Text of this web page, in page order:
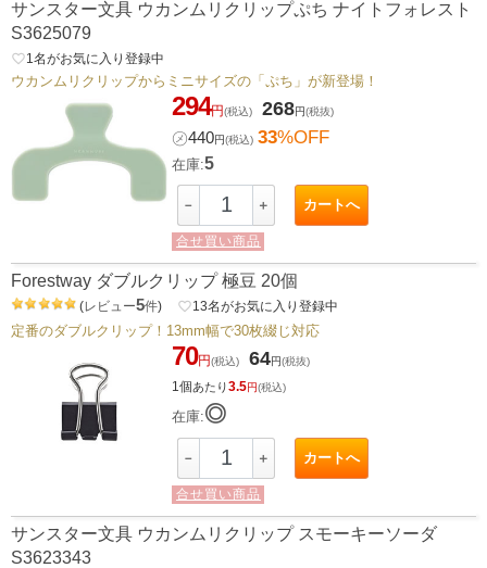
サンスター文具 ウカンムリクリップぷち ナイトフォレスト
S3625079
favorite_border1 名がお気に入り登録中
ウカンムリクリップからミニサイズの「ぷち」が新登場！
294円(税込) 268円(税抜)
㋱440円(税込) 33%OFF
在庫:5
－ ＋ カートへ
合せ買い商品
Forestway ダブルクリップ 極豆 20個
(レビュー5件) favorite_border13名がお気に入り登録中
定番のダブルクリップ！13mm幅で30枚綴じ対応
70円(税込) 64円(税抜)
1個あたり3.5円(税込)
在庫:◎
－ ＋ カートへ
合せ買い商品
サンスター文具 ウカンムリクリップ スモーキーソーダ
S3623343